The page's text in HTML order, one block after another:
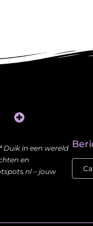
Duik in een wereld
en
– jouw